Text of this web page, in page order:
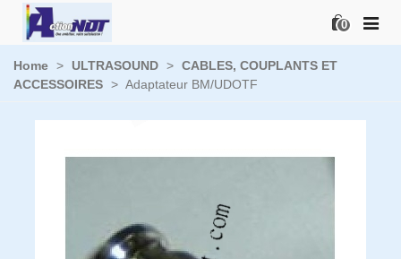
0
Home > ULTRASOUND > CABLES, COUPLANTS ET
ACCESSOIRES > Adaptateur BM/UDOTF